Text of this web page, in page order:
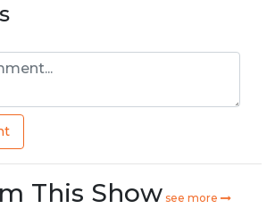
This Show see more